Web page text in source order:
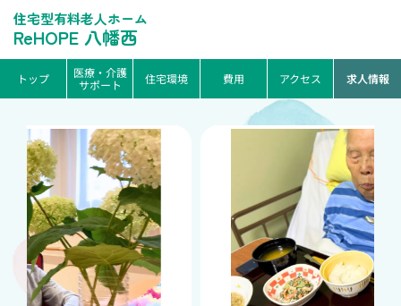
住宅型有料老人ホーム
ReHOPE 八幡西
トップ
医療・介護
サポート
住宅環境 費用 アクセス 求人情報